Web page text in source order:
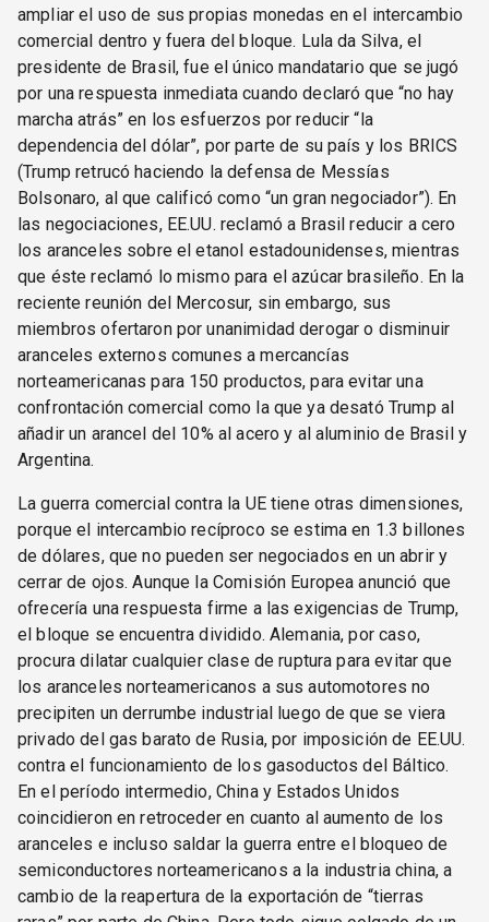
ampliar el uso de sus propias monedas en el intercambio
comercial dentro y fuera del bloque. Lula da Silva, el
presidente de Brasil, fue el único mandatario que se jugó
por una respuesta inmediata cuando declaró que “no hay
marcha atrás” en los esfuerzos por reducir “la
dependencia del dólar”, por parte de su país y los BRICS
(Trump retrucó haciendo la defensa de Messías
Bolsonaro, al que calificó como “un gran negociador”). En
las negociaciones, EE.UU. reclamó a Brasil reducir a cero
los aranceles sobre el etanol estadounidenses, mientras
que éste reclamó lo mismo para el azúcar brasileño. En la
reciente reunión del Mercosur, sin embargo, sus
miembros ofertaron por unanimidad derogar o disminuir
aranceles externos comunes a mercancías
norteamericanas para 150 productos, para evitar una
confrontación comercial como la que ya desató Trump al
añadir un arancel del 10% al acero y al aluminio de Brasil y
Argentina.
La guerra comercial contra la UE tiene otras dimensiones,
porque el intercambio recíproco se estima en 1.3 billones
de dólares, que no pueden ser negociados en un abrir y
cerrar de ojos. Aunque la Comisión Europea anunció que
ofrecería una respuesta firme a las exigencias de Trump,
el bloque se encuentra dividido. Alemania, por caso,
procura dilatar cualquier clase de ruptura para evitar que
los aranceles norteamericanos a sus automotores no
precipiten un derrumbe industrial luego de que se viera
privado del gas barato de Rusia, por imposición de EE.UU.
contra el funcionamiento de los gasoductos del Báltico.
En el período intermedio, China y Estados Unidos
coincidieron en retroceder en cuanto al aumento de los
aranceles e incluso saldar la guerra entre el bloqueo de
semiconductores norteamericanos a la industria china, a
cambio de la reapertura de la exportación de “tierras